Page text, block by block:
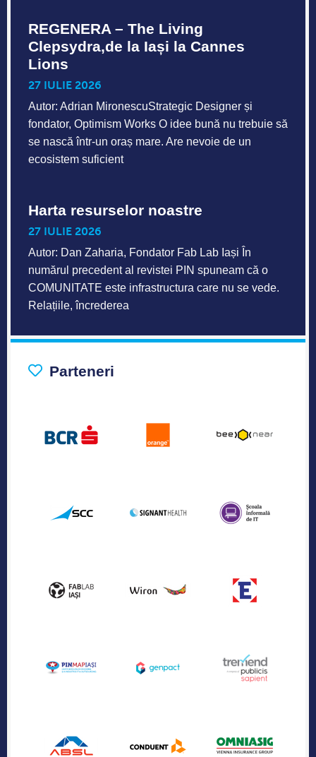
REGENERA – The Living
Clepsydra,de la Iași la Cannes
Lions
27 IULIE 2026
Autor: Adrian MironescuStrategic Designer și
fondator, Optimism Works O idee bună nu trebuie să
se nască într-un oraș mare. Are nevoie de un
ecosistem suficient
Harta resurselor noastre
27 IULIE 2026
Autor: Dan Zaharia, Fondator Fab Lab Iași În
numărul precedent al revistei PIN spuneam că o
COMUNITATE este infrastructura care nu se vede.
Relațiile, încrederea
Parteneri